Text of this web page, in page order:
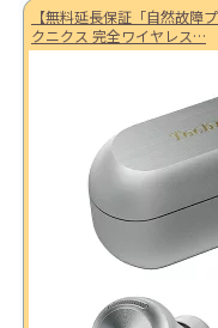
【無料延長保証「自然故障
クニクス 完全ワイヤレス…